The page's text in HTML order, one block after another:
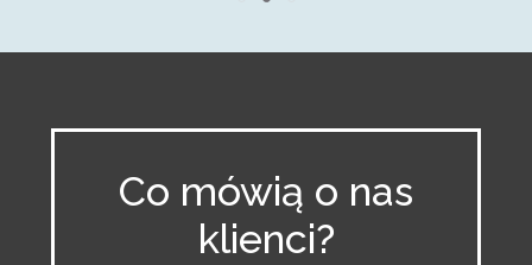
Co mówią o nas
klienci?